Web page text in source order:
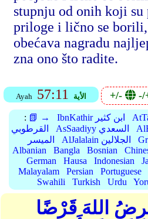
stupnju od onih koji
priloge i lično se
obećava nagradu
zna ono što radite.
Ayah 57:11 الأية +/- -/
: 📗 → IbnKathir ابن كثير
القرطوبي
AsSaadiyy السعدي
الميسر
AlJalalain الجلالين
Albanian
Bangla Bosnian
German
Hausa Indonesian
Malayalam
Persian Portuguese
Swahili
Turkish Urdu
اللهَ قَرْضًا